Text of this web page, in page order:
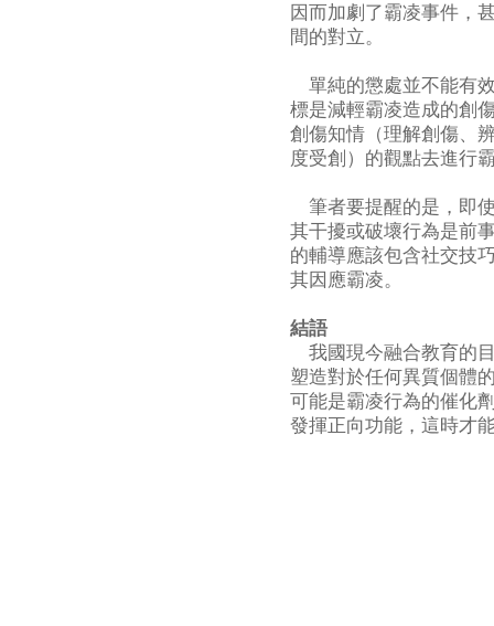
因而加劇了霸凌事件，
間的對立。
單純的懲處並不能有
標是減輕霸凌造成的創
創傷知情（理解創傷、
度受創）的觀點去進行
筆者要提醒的是，即
其干擾或破壞行為是前
的輔導應該包含社交技
其因應霸凌。
結語
我國現今融合教育的
塑造對於任何異質個體
可能是霸凌行為的催化
發揮正向功能，這時才